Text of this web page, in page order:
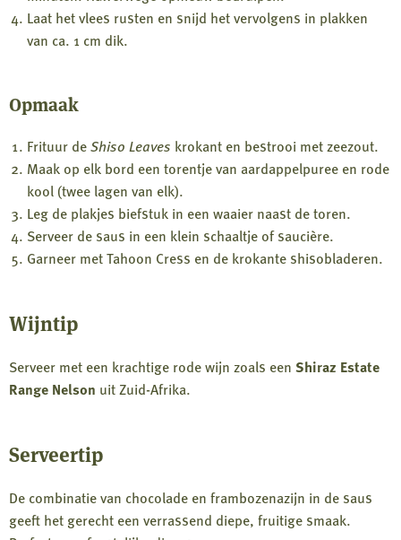
Laat het vlees rusten en snijd het vervolgens in plakken
van ca. 1 cm dik.
Opmaak
Frituur deShiso Leaves krokant en bestrooi met zeezout.
Maak op elk bord een torentje van aardappelpuree en rode
kool (twee lagen van elk).
Leg de plakjes biefstuk in een waaier naast de toren.
Serveer de saus in een klein schaaltje of saucière.
Garneer met Tahoon Cress en de krokante shisobladeren.
Wijntip
Serveer met een krachtige rode wijn zoals een Shiraz Estate
Range Nelson uit Zuid-Afrika.
Serveertip
De combinatie van chocolade en frambozenazijn in de saus
geeft het gerecht een verrassend diepe, fruitige smaak.